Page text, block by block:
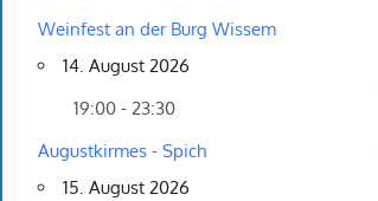
Weinfest an der Burg Wissem
14. August 2026
19:00 - 23:30
Augustkirmes - Spich
15. August 2026